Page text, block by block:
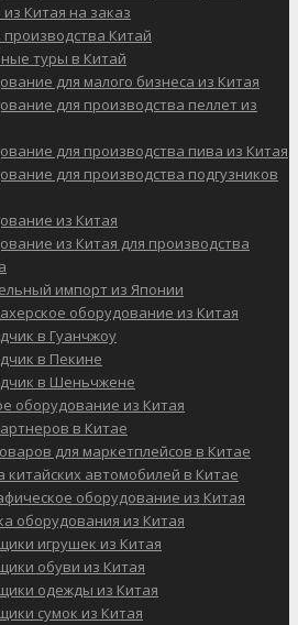
Китая на заказ
Китай
туры в Китай
для малого бизнеса из Китая
для производства пеллет из
для производства пива из Китая
для производства подгузников
из Китая
из Китая для производства
импорт из Японии
оборудование из Китая
в Гуанчжоу
в Пекине
в Шеньчжене
оборудование из Китая
в Китае
для маркетплейсов в Китае
китайских автомобилей в Китае
оборудование из Китая
оборудования из Китая
игрушек из Китая
обуви из Китая
одежды из Китая
сумок из Китая